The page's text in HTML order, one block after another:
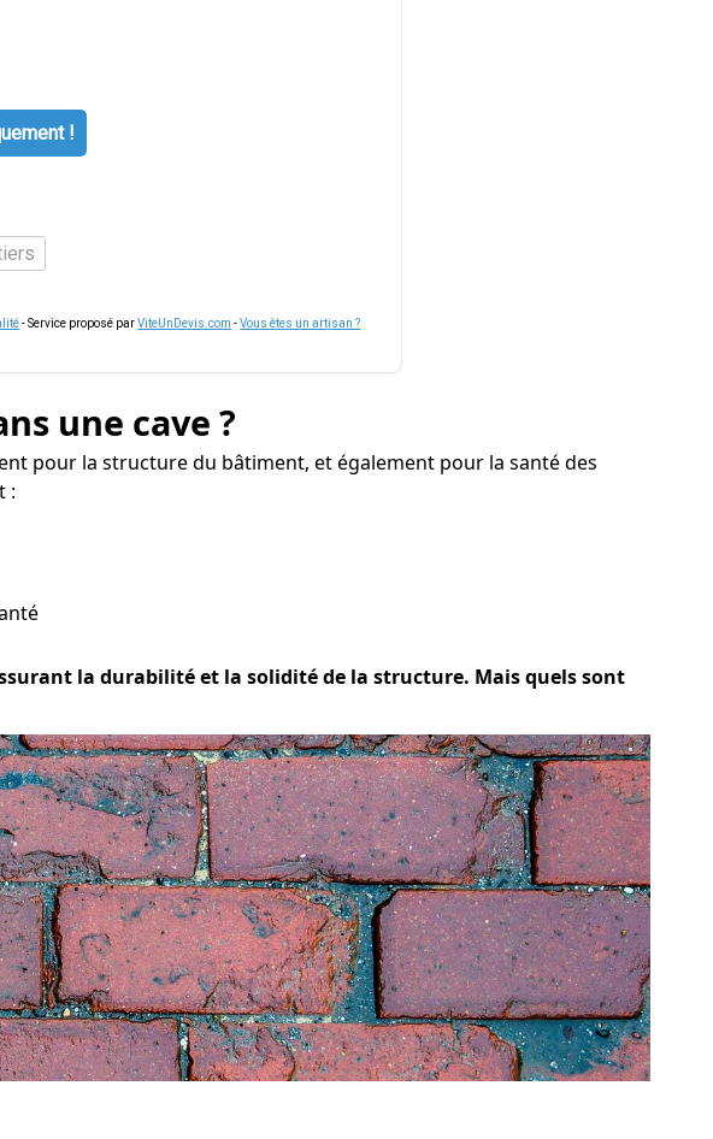
!
- Service proposé parViteUnDevis.com -Vous êtes un artisan ?
une cave ?
pour la structure du bâtiment, et également pour la santé des
:
la durabilité et la solidité de la structure. Mais quels sont